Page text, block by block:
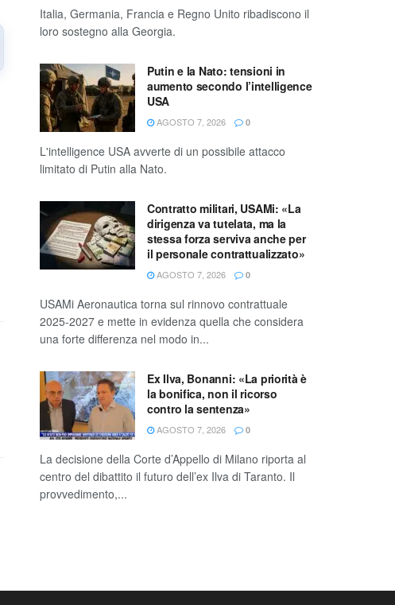
Italia, Germania, Francia e Regno Unito ribadiscono il
loro sostegno alla Georgia.
Putin e la Nato: tensioni in
aumento secondo l’intelligence
USA
AGOSTO 7, 2026 0
L'intelligence USA avverte di un possibile attacco
limitato di Putin alla Nato.
Contratto militari, USAMi: «La
dirigenza va tutelata, ma la
stessa forza serviva anche per
il personale contrattualizzato»
AGOSTO 7, 2026 0
USAMi Aeronautica torna sul rinnovo contrattuale
2025-2027 e mette in evidenza quella che considera
una forte differenza nel modo in...
Ex Ilva, Bonanni: «La priorità è
la bonifica, non il ricorso
contro la sentenza»
AGOSTO 7, 2026 0
La decisione della Corte d’Appello di Milano riporta al
centro del dibattito il futuro dell’ex Ilva di Taranto. Il
provvedimento,...